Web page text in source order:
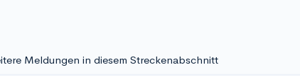
Meldungen in diesem Streckenabschnitt